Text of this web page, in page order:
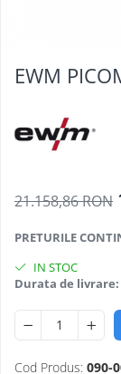
EWM
21.158,86 RON
PRETURILE
IN STOC
Durata de livrare:
Cod Produs: 090-